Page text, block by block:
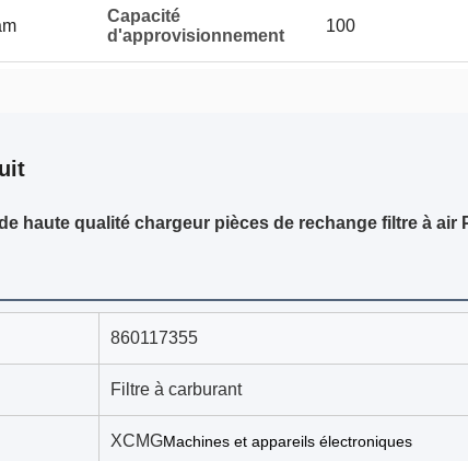
Capacité
d'approvisionnement
100
haute qualité chargeur pièces de rechange filtre à air
860117355
Filtre à carburant
XCMGMachines et appareils électroniques